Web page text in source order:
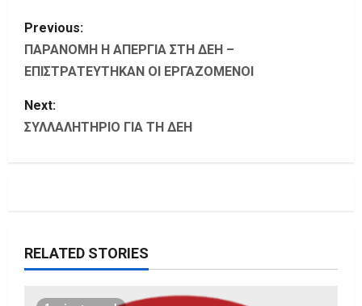
P
o
t
i
Previous:
ΠΑΡΑΝΟΜΗ H ΑΠΕΡΓΙΑ ΣΤΗ ΔΕΗ –
ΕΠΙΣΤΡΑΤΕΥΤΗΚΑΝ ΟΙ ΕΡΓΑΖΟΜΕΝΟΙ
Next:
ΣΥΛΛΑΛΗΤΗΡΙΟ ΓΙΑ ΤΗ ΔΕΗ
RELATED STORIES